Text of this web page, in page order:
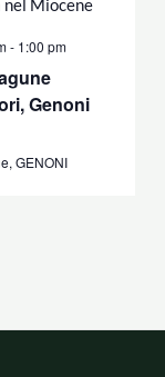
- 1:00 pm
Genoni
GENONI